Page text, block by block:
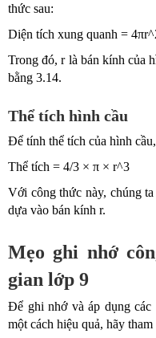
thức sau:
Diện tích xung quanh =
Trong đó, r là bán kính của
bằng 3.14.
Thể tích hình cầu
Để tính thể tích của hình
Thể tích = 4/3 × π × r^3
Với công thức này, chúng
dựa vào bán kính r.
Mẹo ghi nhớ
gian lớp 9
Để ghi nhớ và áp dụng
một cách hiệu quả, hãy